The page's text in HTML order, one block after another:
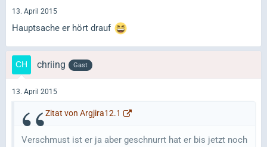
13. April 2015
Hauptsache er hört drauf
chriing Gast
13. April 2015
Zitat von Argjira12.1
Verschmust ist er ja aber geschnurrt hat er bis jetzt noch